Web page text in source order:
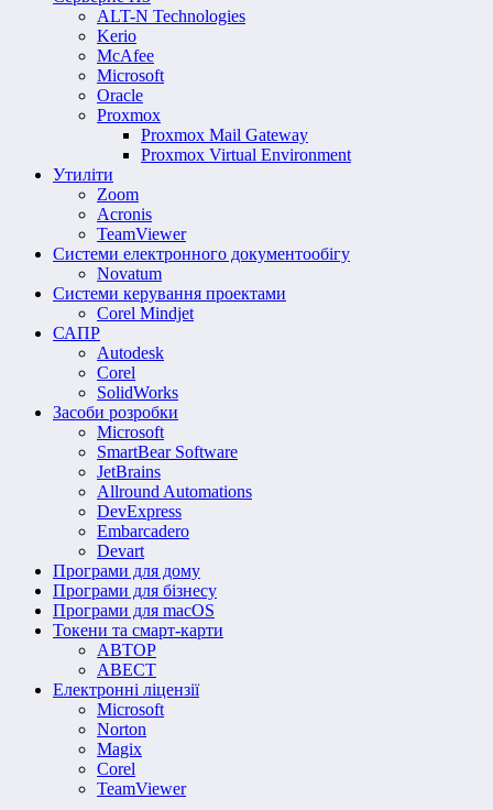
ALT-N Technologies
Kerio
McAfee
Microsoft
Oracle
Proxmox
Proxmox Mail Gateway
Proxmox Virtual Environment
Утиліти
Zoom
Acronis
TeamViewer
Системи електронного документообігу
Novatum
Системи керування проектами
Corel Mindjet
САПР
Autodesk
Corel
SolidWorks
Засоби розробки
Microsoft
SmartBear Software
JetBrains
Allround Automations
DevExpress
Embarcadero
Devart
Програми для дому
Програми для бізнесу
Програми для macOS
Токени та смарт-карти
АВТОР
АВЕСТ
Електронні ліцензії
Microsoft
Norton
Magix
Corel
TeamViewer